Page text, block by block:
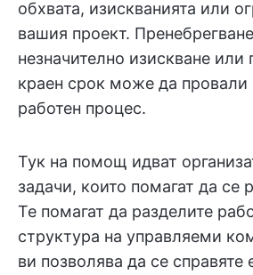
обхвата, изискванията или
вашия проект.
незначително изискване или
краен срок може да провали
работен процес.
Тук на помощ идват
задачи, които помагат да се
Те помагат да разделите
структура на управляеми
ви позволява да се справяте